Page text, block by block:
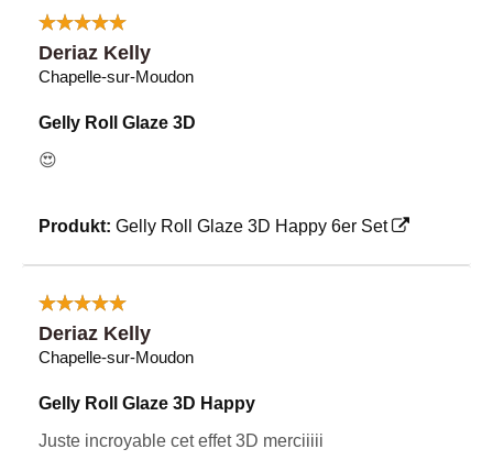
Deriaz Kelly
Chapelle-sur-Moudon
Gelly Roll Glaze 3D
😍
Produkt: Gelly Roll Glaze 3D Happy 6er Set
Deriaz Kelly
Chapelle-sur-Moudon
Gelly Roll Glaze 3D Happy
Juste incroyable cet effet 3D merciiiii